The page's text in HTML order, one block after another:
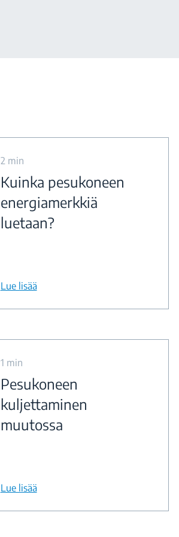
2 min
Kuinka pesukoneen
energiamerkkiä
luetaan?
Lue lisää
1 min
Pesukoneen
kuljettaminen
muutossa
Lue lisää